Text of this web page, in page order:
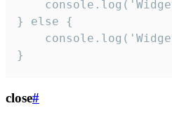
} else {
}
close#